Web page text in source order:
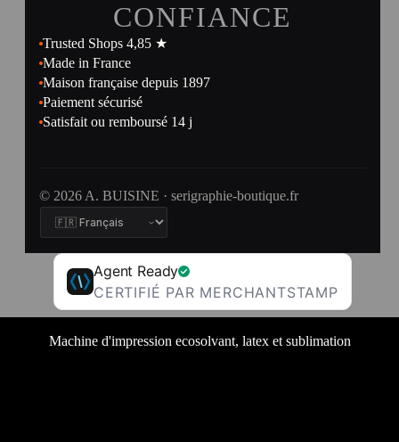
CONFIANCE
Trusted Shops 4,85 ★
Made in France
Maison française depuis 1897
Paiement sécurisé
Satisfait ou remboursé 14 j
© 2026 A. BUISINE · serigraphie-boutique.fr
Agent Ready
CERTIFIÉ PAR MERCHANTSTAMP
Machine d'impression ecosolvant, latex et sublimation